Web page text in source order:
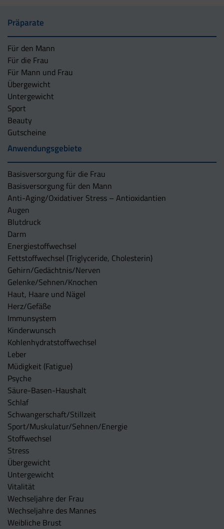
Präparate
Für den Mann
Für die Frau
Für Mann und Frau
Übergewicht
Untergewicht
Sport
Beauty
Gutscheine
Anwendungsgebiete
Basisversorgung für die Frau
Basisversorgung für den Mann
Anti-Aging/Oxidativer Stress – Antioxidantien
Augen
Blutdruck
Darm
Energiestoffwechsel
Fettstoffwechsel (Triglyceride, Cholesterin)
Gehirn/Gedächtnis/Nerven
Gelenke/Sehnen/Knochen
Haut, Haare und Nägel
Herz/Gefäße
Immunsystem
Kinderwunsch
Kohlenhydratstoffwechsel
Leber
Müdigkeit (Fatigue)
Psyche
Säure-Basen-Haushalt
Schlaf
Schwangerschaft/Stillzeit
Sport/Muskulatur/Sehnen/Energie
Stoffwechsel
Stress
Übergewicht
Untergewicht
Vitalität
Wechseljahre der Frau
Wechseljahre des Mannes
Weibliche Brust